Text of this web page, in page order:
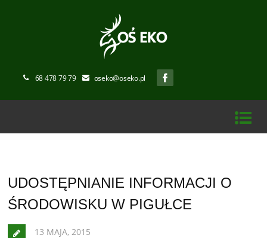
68 478 79 79 oseko@oseko.pl
UDOSTĘPNIANIE INFORMACJI O
ŚRODOWISKU W PIGUŁCE
13 MAJA, 2015